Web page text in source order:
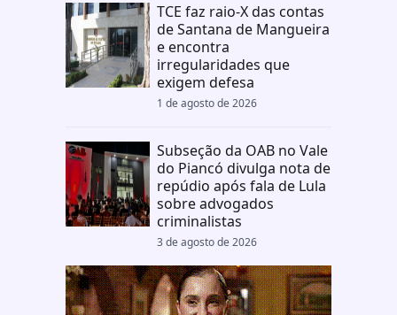
TCE faz raio-X das contas
de Santana de Mangueira
e encontra
irregularidades que
exigem defesa
1 de agosto de 2026
Subseção da OAB no Vale
do Piancó divulga nota de
repúdio após fala de Lula
sobre advogados
criminalistas
3 de agosto de 2026